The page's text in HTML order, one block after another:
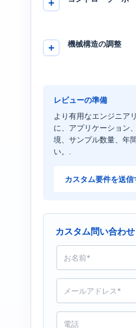
機械構造の調整
レビューの準備
より有用なエンジニア
に、アプリケーション
境、サンプル数量、年
い。.
カスタム要件を送信
カスタム問い合わせ
名
*
メ
ル
*
電